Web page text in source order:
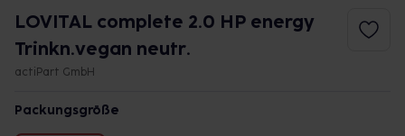
LOVITAL complete 2.0 HP energy
Trinkn.vegan neutr.
actiPart GmbH
Packungsgröße